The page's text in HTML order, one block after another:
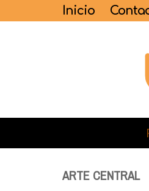
Inicio
ARTE CENTRAL